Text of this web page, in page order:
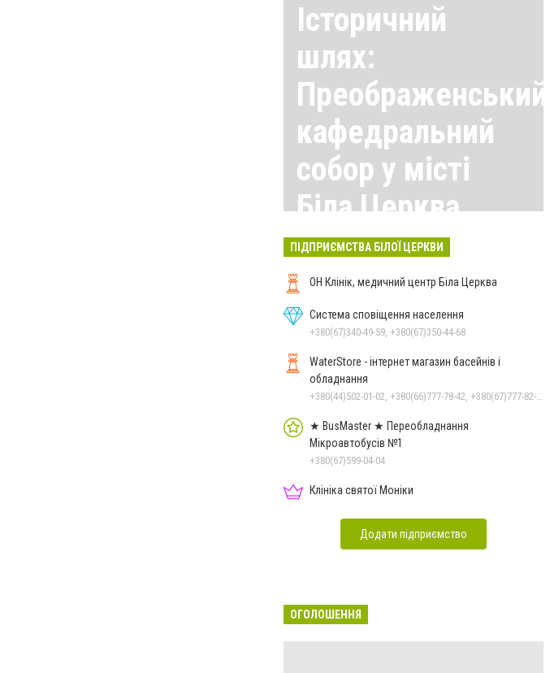
Історичний
шлях:
Преображенський
кафедральний
собор у місті
Біла Церква
Всі матеріали тут
ПІДПРИЄМСТВА БІЛОЇ ЦЕРКВИ
ОН Клінік, медичний центр Біла Церква
Система сповіщення населення
+380(67)340-49-59, +380(67)350-44-68
WaterStore - інтернет магазин басейнів і
обладнання
★ BusMaster ★ Переобладнання
Мікроавтобусів №1
+380(67)599-04-04
Клініка святої Моніки
Додати підприємство
ОГОЛОШЕННЯ